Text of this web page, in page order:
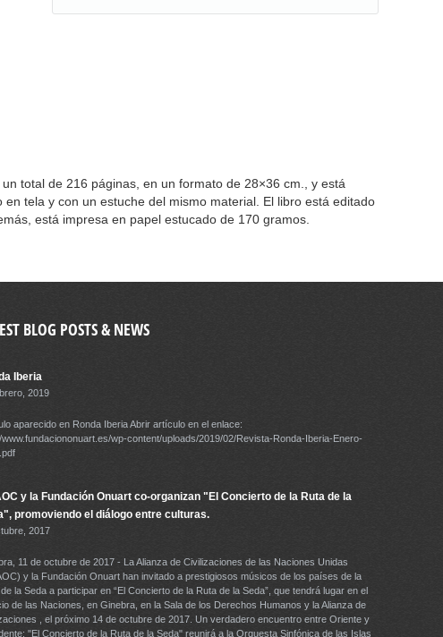
total de 216 páginas, en un formato de 28×36 cm., y está
tela y con un estuche del mismo material. El libro está editado
está impresa en papel estucado de 170 gramos.
BLOG POSTS & NEWS
Iberia
2019
aparecido en Ronda Iberia Abrir artículo en el enlace:
www.fundaciononuart.es/wp-content/uploads/2019/02/Revista-Ronda-Iberia-Enero-
y la Fundación Onuart co-organizan "El Concierto de la Ruta de la
promoviendo el diálogo entre culturas.
2017
11 de octubre de 2017 - La Alianza de Civilizaciones de las Naciones Unidas
y la Fundación Onuart han invitado a prestigiosos músicos de los países de la
la Seda a participar en “El Concierto de la Ruta de la Seda”, que tendrá lugar en el
de las Naciones, en Ginebra, en la Sala de los Derechos Humanos y la Alianza de
, el próximo 14 de octubre de 2017. Un verdadero encuentro entre Oriente y
"El Concierto de la Ruta de la Seda" reunirá a la Orquesta Sinfónica de las Islas